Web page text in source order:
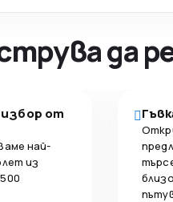
да
от
най-
из